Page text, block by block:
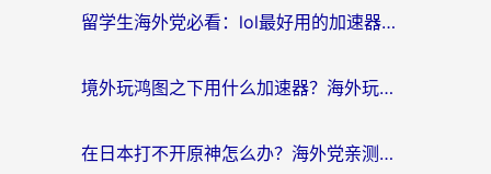
留学生海外党必看：lol最好用的加速器怎么选？附一梦江湖、神鬼传奇加速攻略
境外玩鸿图之下用什么加速器？海外玩家必看的国服游戏加速全攻略
在日本打不开原神怎么办？海外党亲测有效的国服游戏加速指南